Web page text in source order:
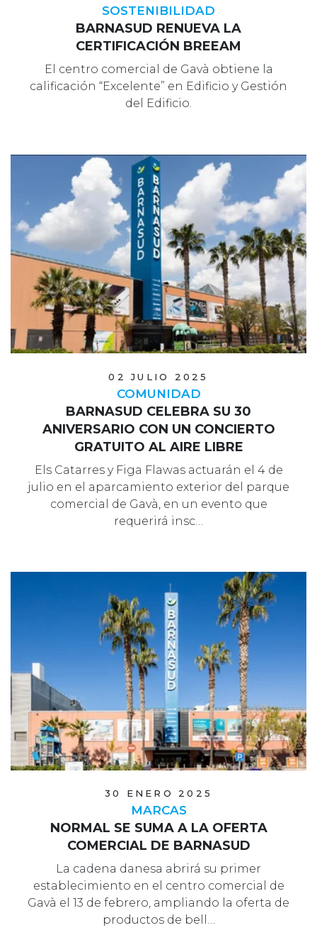
SOSTENIBILIDAD
BARNASUD RENUEVA LA
CERTIFICACIÓN BREEAM
El centro comercial de Gavà obtiene la
calificación “Excelente” en Edificio y Gestión
del Edificio.
02 JULIO 2025
COMUNIDAD
BARNASUD CELEBRA SU 30
ANIVERSARIO CON UN CONCIERTO
GRATUITO AL AIRE LIBRE
Els Catarres y Figa Flawas actuarán el 4 de
julio en el aparcamiento exterior del parque
comercial de Gavà, en un evento que
requerirá insc…
30 ENERO 2025
MARCAS
NORMAL SE SUMA A LA OFERTA
COMERCIAL DE BARNASUD
La cadena danesa abrirá su primer
establecimiento en el centro comercial de
Gavà el 13 de febrero, ampliando la oferta de
productos de bell…